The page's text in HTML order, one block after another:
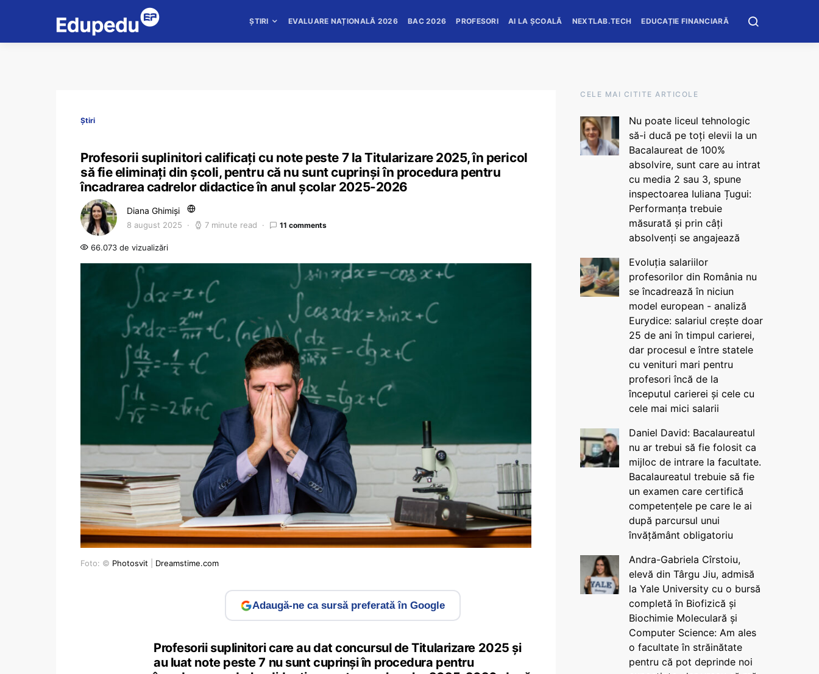
ȘTIRI EVALUARE NAȚIONALĂ 2026 BAC 2026 PROFESORI AI LA ȘCOALĂ NEXTLAB.TECH EDUCAȚIE FINANCIARĂ
Știri
Profesorii suplinitori calificați cu note peste 7 la Titularizare 2025, în pericol
să fie eliminați din școli, pentru că nu sunt cuprinși în procedura pentru
încadrarea cadrelor didactice în anul școlar 2025-2026
Diana Ghimiși
8 august 2025 7 minute read 11 comments
66.073 de vizualizări
Foto: © Photosvit Dreamstime.com
Adaugă-ne ca sursă preferată în Google
Profesorii suplinitori care au dat concursul de Titularizare 2025 și
au luat note peste 7 nu sunt cuprinși în procedura pentru
CELE MAI CITITE ARTICOLE
Nu poate liceul tehnologic
să-i ducă pe toți elevii la un
Bacalaureat de 100%
absolvire, sunt care au intrat
cu media 2 sau 3, spune
inspectoarea Iuliana Țugui:
Performanța trebuie
măsurată și prin câți
absolvenți se angajează
Evoluția salariilor
profesorilor din România nu
se încadrează în niciun
model european - analiză
Eurydice: salariul crește doar
25 de ani în timpul carierei,
dar procesul e între statele
cu venituri mari pentru
profesori încă de la
începutul carierei și cele cu
cele mai mici salarii
Daniel David: Bacalaureatul
nu ar trebui să fie folosit ca
mijloc de intrare la facultate.
Bacalaureatul trebuie să fie
un examen care certifică
competențele pe care le ai
după parcursul unui
învățământ obligatoriu
Andra-Gabriela Cîrstoiu,
elevă din Târgu Jiu, admisă
la Yale University cu o bursă
completă în Biofizică și
Biochimie Moleculară și
Computer Science: Am ales
o facultate în străinătate
pentru că pot deprinde noi